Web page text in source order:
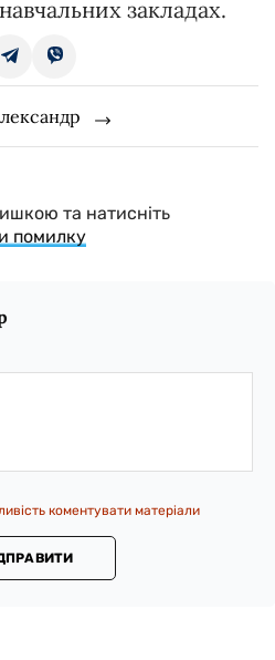
закладах.
та натисніть
помилку
коментувати матеріали